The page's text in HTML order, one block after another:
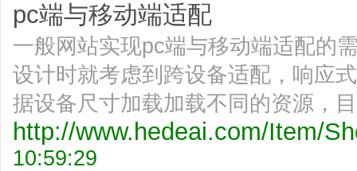
pc端与移动端适配
一般网站实现pc端与移动端适配的
设计时就考虑到跨设备适配，响应
据设备尺寸加载加载不同的资源，
http://www.hedeai.com/Item/
10:59:29